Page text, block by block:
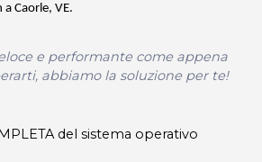
a Caorle, VE.
e performante come appena
abbiamo la soluzione per te!
del sistema operativo